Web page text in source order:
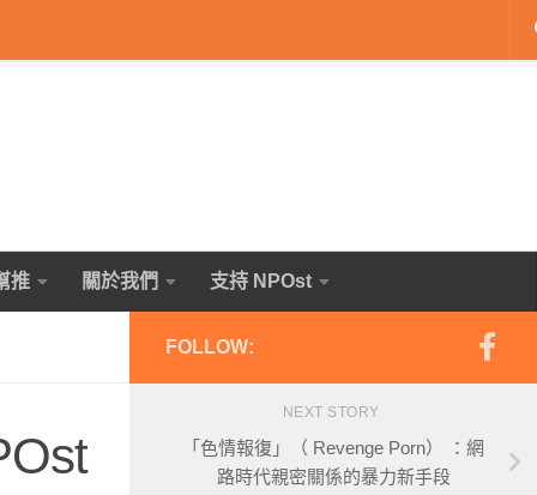
推 關於我們 支持 NPOst
FOLLOW:
NEXT STORY
「色情報復」（ Revenge Porn） ：網
路時代親密關係的暴力新手段